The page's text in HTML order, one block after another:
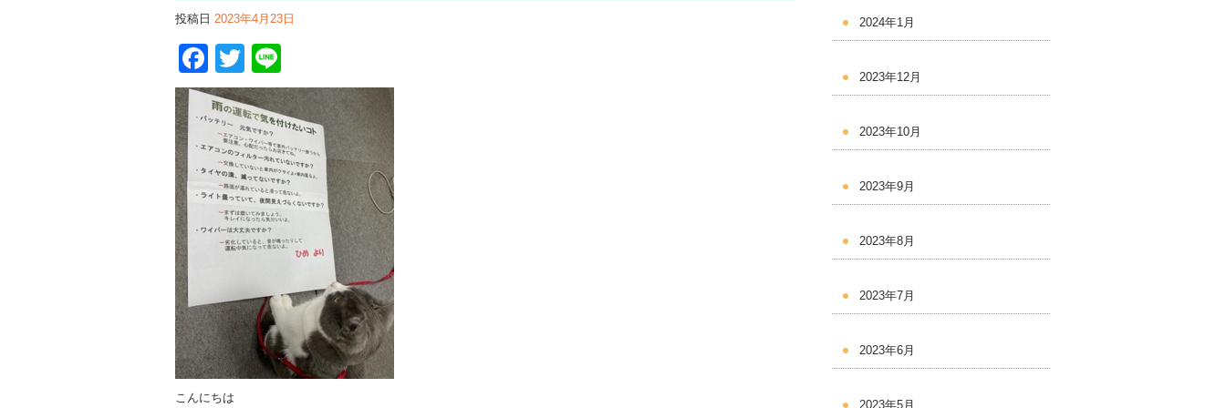
投稿日 2023年4月23日
Facebook
Twitter
こんにちは
2024年1月
2023年12月
2023年10月
2023年9月
2023年8月
2023年7月
2023年6月
2023年5月